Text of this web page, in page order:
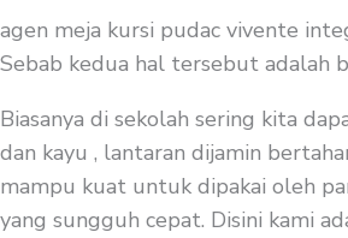
agen meja kursi pudac vivente
Sebab kedua hal tersebut adalah
Biasanya di sekolah sering kita
dan kayu , lantaran dijamin
mampu kuat untuk dipakai oleh
yang sungguh cepat. Disini kami